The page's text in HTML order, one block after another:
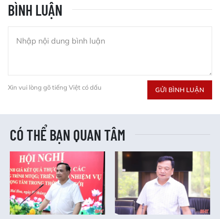
BÌNH LUẬN
Xin vui lòng gõ tiếng Việt có dấu GỬI BÌNH LUẬN
CÓ THỂ BẠN QUAN TÂM